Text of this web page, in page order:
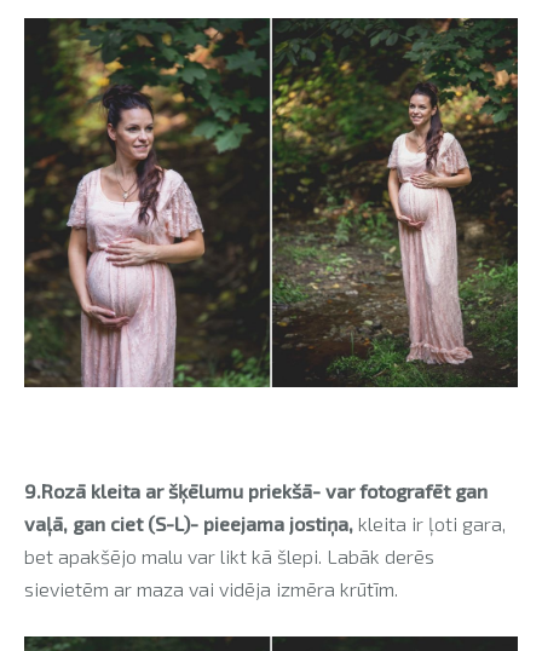
9.Rozā kleita ar šķēlumu priekšā- var fotografēt gan
vaļā, gan ciet (S-L)- pieejama jostiņa, kleita ir ļoti gara,
bet apakšējo malu var likt kā šlepi. Labāk derēs
sievietēm ar maza vai vidēja izmēra krūtīm.